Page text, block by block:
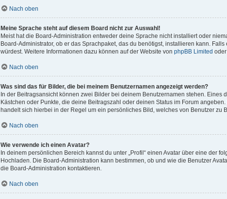
Nach oben
Meine Sprache steht auf diesem Board nicht zur Auswahl!
Meist hat die Board-Administration entweder deine Sprache nicht installiert oder
Board-Administrator, ob er das Sprachpaket, das du benötigst, installieren kann.
würdest. Weitere Informationen dazu können auf der Website von phpBB Limited
Nach oben
Was sind das für Bilder, die bei meinem Benutzernamen angezeigt werden?
In der Beitragsansicht können zwei Bilder bei deinem Benutzernamen stehen. Eines
Kästchen oder Punkte, die deine Beitragszahl oder deinen Status im Forum
handelt sich hierbei in der Regel um ein persönliches Bild, welches von Benutzer zu
Nach oben
Wie verwende ich einen Avatar?
In deinem persönlichen Bereich kannst du unter „Profil“ einen Avatar über eine der
Hochladen. Die Board-Administration kann bestimmen, ob und wie die Benutzer
die Board-Administration kontaktieren.
Nach oben